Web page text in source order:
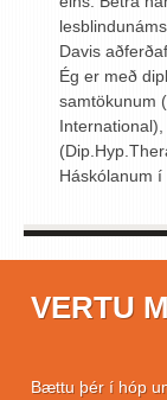
Davis
Ég er með
samtökunum
Háskólanum í
VERTU
Bættu þér í hóp